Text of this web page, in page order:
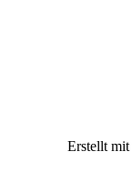
Erstellt mit